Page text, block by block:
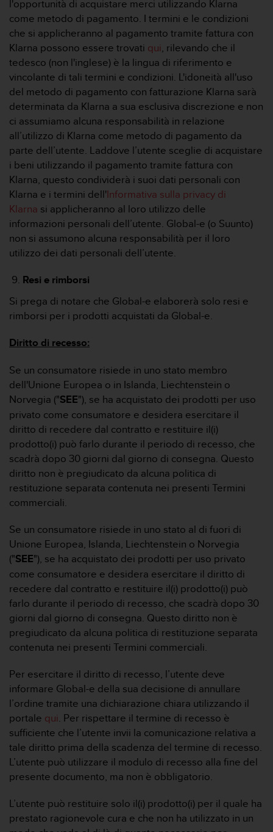
l'opportunità di acquistare merci utilizzando Klarna
come metodo di pagamento. I termini e le condizioni
che si applicheranno al pagamento tramite fattura con
Klarna possono essere trovati qui, rilevando che il
tedesco (non l'inglese) è la lingua di riferimento e
vincolante di tali termini e condizioni. L'idoneità all'uso
del metodo di pagamento con fatturazione Klarna sarà
determinata da Klarna a sua esclusiva discrezione e non
ci assumiamo alcuna responsabilità in relazione
all’utilizzo di Klarna come metodo di pagamento da
parte dell’utente. Laddove l’utente sceglie di acquistare
i beni utilizzando il pagamento tramite fattura con
Klarna, questo condividerà i suoi dati personali con
Klarna e i termini dell'Informativa sulla privacy di
Klarna si applicheranno al loro utilizzo delle
informazioni personali dell’utente. Global-e (o Suunto)
non si assumono alcuna responsabilità per il loro
utilizzo dei dati personali dell’utente.
Resi e rimborsi
Si prega di notare che Global-e elaborerà solo resi e
rimborsi per i prodotti acquistati da Global-e.
Diritto di recesso:
Se un consumatore risiede in uno stato membro
dell'Unione Europea o in Islanda, Liechtenstein o
Norvegia ("SEE"), se ha acquistato dei prodotti per uso
privato come consumatore e desidera esercitare il
diritto di recedere dal contratto e restituire il(i)
prodotto(i) può farlo durante il periodo di recesso, che
scadrà dopo 30 giorni dal giorno di consegna. Questo
diritto non è pregiudicato da alcuna politica di
restituzione separata contenuta nei presenti Termini
commerciali.
Se un consumatore risiede in uno stato al di fuori di
Unione Europea, Islanda, Liechtenstein o Norvegia
("SEE"), se ha acquistato dei prodotti per uso privato
come consumatore e desidera esercitare il diritto di
recedere dal contratto e restituire il(i) prodotto(i) può
farlo durante il periodo di recesso, che scadrà dopo 30
giorni dal giorno di consegna. Questo diritto non è
pregiudicato da alcuna politica di restituzione separata
contenuta nei presenti Termini commerciali.
Per esercitare il diritto di recesso, l’utente deve
informare Global-e della sua decisione di annullare
l’ordine tramite una dichiarazione chiara utilizzando il
portale qui. Per rispettare il termine di recesso è
sufficiente che l’utente invii la comunicazione relativa a
tale diritto prima della scadenza del termine di recesso.
L’utente può utilizzare il modulo di recesso alla fine del
presente documento, ma non è obbligatorio.
L’utente può restituire solo il(i) prodotto(i) per il quale ha
prestato ragionevole cura e che non ha utilizzato in un